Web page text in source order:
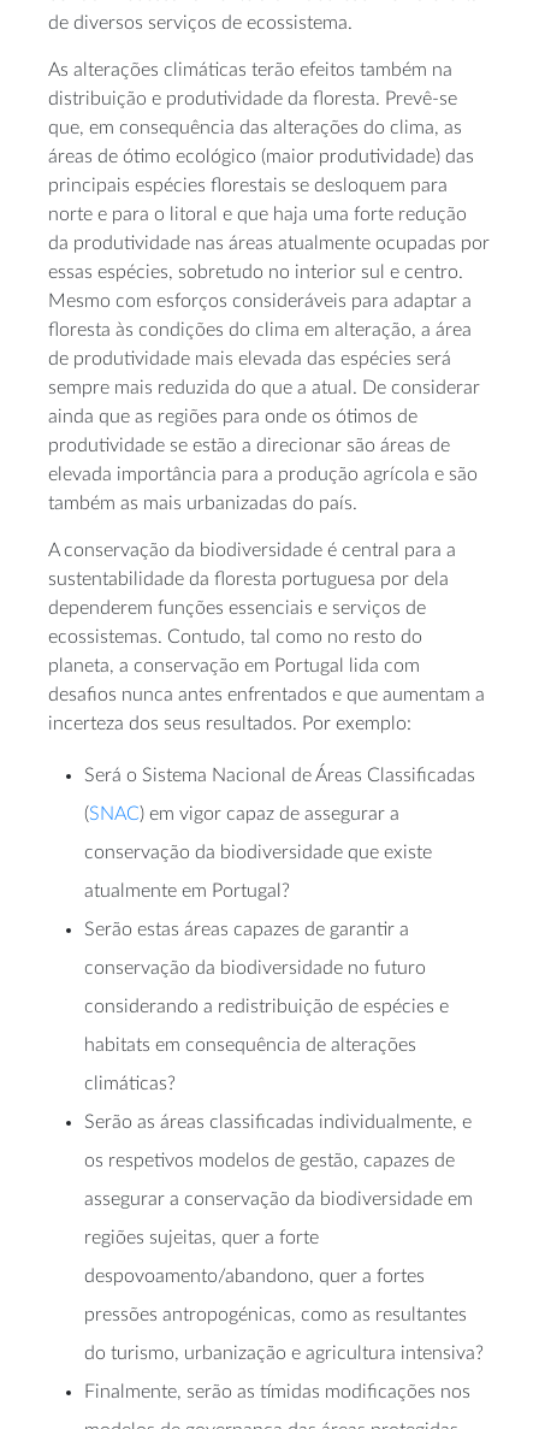
de diversos serviços de ecossistema.
As alterações climáticas terão efeitos também na
distribuição e produtividade da floresta. Prevê-se
que, em consequência das alterações do clima, as
áreas de ótimo ecológico (maior produtividade) das
principais espécies florestais se desloquem para
norte e para o litoral e que haja uma forte redução
da produtividade nas áreas atualmente ocupadas por
essas espécies, sobretudo no interior sul e centro.
Mesmo com esforços consideráveis para adaptar a
floresta às condições do clima em alteração, a área
de produtividade mais elevada das espécies será
sempre mais reduzida do que a atual. De considerar
ainda que as regiões para onde os ótimos de
produtividade se estão a direcionar são áreas de
elevada importância para a produção agrícola e são
também as mais urbanizadas do país.
A conservação da biodiversidade é central para a
sustentabilidade da floresta portuguesa por dela
dependerem funções essenciais e serviços de
ecossistemas. Contudo, tal como no resto do
planeta, a conservação em Portugal lida com
desafios nunca antes enfrentados e que aumentam a
incerteza dos seus resultados. Por exemplo:
Será o Sistema Nacional de Áreas Classificadas
(SNAC) em vigor capaz de assegurar a
conservação da biodiversidade que existe
atualmente em Portugal?
Serão estas áreas capazes de garantir a
conservação da biodiversidade no futuro
considerando a redistribuição de espécies e
habitats em consequência de alterações
climáticas?
Serão as áreas classificadas individualmente, e
os respetivos modelos de gestão, capazes de
assegurar a conservação da biodiversidade em
regiões sujeitas, quer a forte
despovoamento/abandono, quer a fortes
pressões antropogénicas, como as resultantes
do turismo, urbanização e agricultura intensiva?
Finalmente, serão as tímidas modificações nos